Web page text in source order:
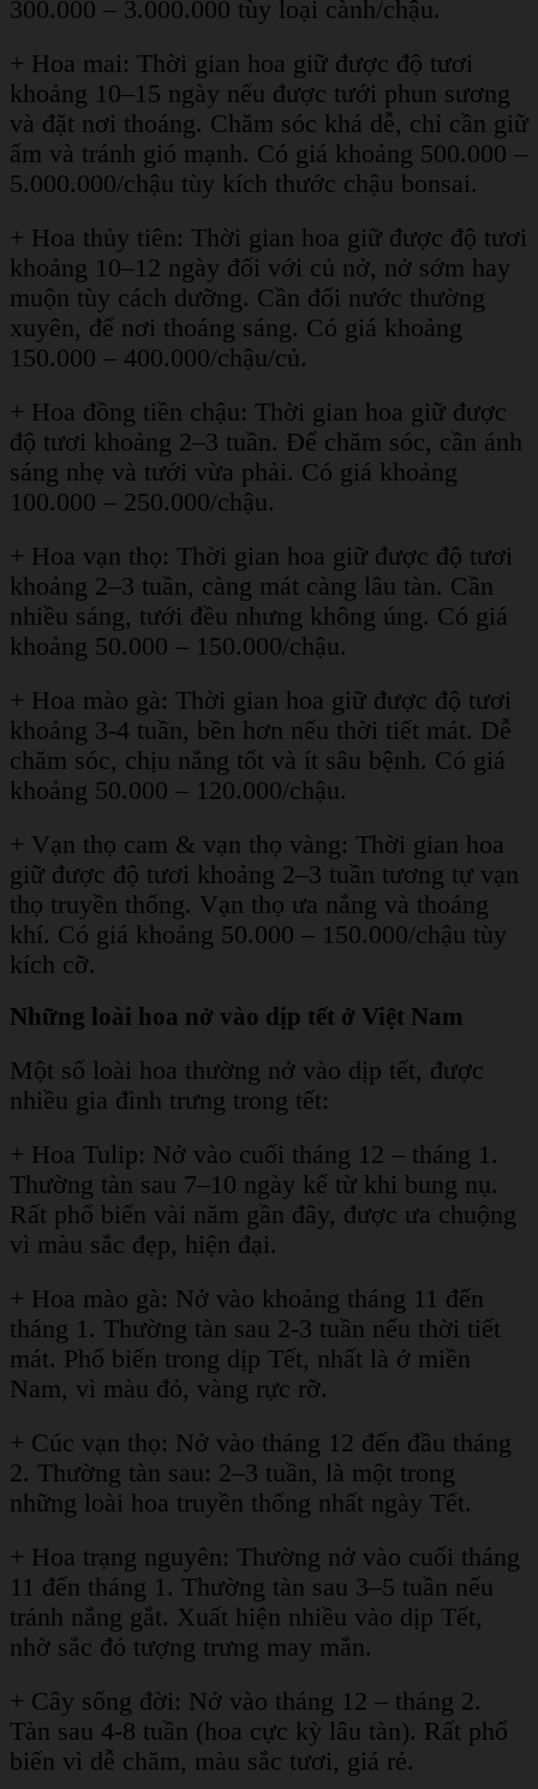
300.000 – 3.000.000 tùy loại cành/chậu.
+ Hoa mai: Thời gian hoa giữ được độ tươi
khoảng 10–15 ngày nếu được tưới phun sương
và đặt nơi thoáng. Chăm sóc khá dễ, chỉ cần giữ
ẩm và tránh gió mạnh. Có giá khoảng 500.000 –
5.000.000/chậu tùy kích thước chậu bonsai.
+ Hoa thủy tiên: Thời gian hoa giữ được độ tươi
khoảng 10–12 ngày đối với củ nở, nở sớm hay
muộn tùy cách dưỡng. Cần đổi nước thường
xuyên, để nơi thoáng sáng. Có giá khoảng
150.000 – 400.000/chậu/củ.
+ Hoa đồng tiền chậu: Thời gian hoa giữ được
độ tươi khoảng 2–3 tuần. Để chăm sóc, cần ánh
sáng nhẹ và tưới vừa phải. Có giá khoảng
100.000 – 250.000/chậu.
+ Hoa vạn thọ: Thời gian hoa giữ được độ tươi
khoảng 2–3 tuần, càng mát càng lâu tàn. Cần
nhiều sáng, tưới đều nhưng không úng. Có giá
khoảng 50.000 – 150.000/chậu.
+ Hoa mào gà: Thời gian hoa giữ được độ tươi
khoảng 3-4 tuần, bền hơn nếu thời tiết mát. Dễ
chăm sóc, chịu nắng tốt và ít sâu bệnh. Có giá
khoảng 50.000 – 120.000/chậu.
+ Vạn thọ cam & vạn thọ vàng: Thời gian hoa
giữ được độ tươi khoảng 2–3 tuần tương tự vạn
thọ truyền thống. Vạn thọ ưa nắng và thoáng
khí. Có giá khoảng 50.000 – 150.000/chậu tùy
kích cỡ.
Những loài hoa nở vào dịp tết ở Việt Nam
Một số loài hoa thường nở vào dịp tết, được
nhiều gia đình trưng trong tết:
+ Hoa Tulip: Nở vào cuối tháng 12 – tháng 1.
Thường tàn sau 7–10 ngày kể từ khi bung nụ.
Rất phổ biến vài năm gần đây, được ưa chuộng
vì màu sắc đẹp, hiện đại.
+ Hoa mào gà: Nở vào khoảng tháng 11 đến
tháng 1. Thường tàn sau 2-3 tuần nếu thời tiết
mát. Phổ biến trong dịp Tết, nhất là ở miền
Nam, vì màu đỏ, vàng rực rỡ.
+ Cúc vạn thọ: Nở vào tháng 12 đến đầu tháng
2. Thường tàn sau: 2–3 tuần, là một trong
những loài hoa truyền thống nhất ngày Tết.
+ Hoa trạng nguyên: Thường nở vào cuối tháng
11 đến tháng 1. Thường tàn sau 3–5 tuần nếu
tránh nắng gắt. Xuất hiện nhiều vào dịp Tết,
nhờ sắc đỏ tượng trưng may mắn.
+ Cây sống đời: Nở vào tháng 12 – tháng 2.
Tàn sau 4-8 tuần (hoa cực kỳ lâu tàn). Rất phổ
biến vì dễ chăm, màu sắc tươi, giá rẻ.